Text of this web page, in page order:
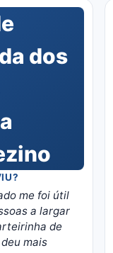
me foi útil
a largar
de